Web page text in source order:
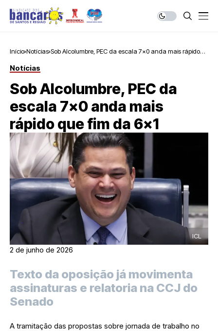
Início Notícias Sob Alcolumbre, PEC da escala 7×0 anda mais rápido
Notícias
Sob Alcolumbre, PEC da
escala 7×0 anda mais
rápido que fim da 6×1
ICL
2 de junho de 2026
Texto da oposição já movimenta
assinaturas e relatoria na CCJ do
Senado
A tramitação das propostas sobre jornada de trabalho no